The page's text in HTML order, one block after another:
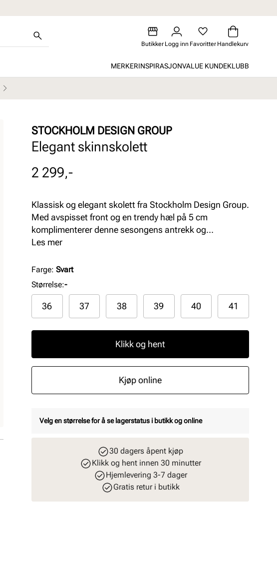
Butikker Logg inn Favoritter Handlekurv
MERKERINSPIRASJONVALUE KUNDEKLUBB
STOCKHOLM DESIGN GROUP
Elegant skinnskolett
Pris
2 299,-
Klassisk og elegant skolett fra Stockholm Design Group.
Med avspisset front og en trendy hæl på 5 cm
komplimenterer denne sesongens antrekk og
anledninger godt. Laget av premium skinnmaterialer.
glidelås på innsiden som letter inn- og utsteget.
Les mer
Farge: Svart
Størrelse:-
36 37 38 39 40 41
Klikk og hent
Kjøp online
Velg en størrelse for å se lagerstatus i butikk og online
30 dagers åpent kjøp
Klikk og hent innen 30 minutter
Hjemlevering 3-7 dager
Gratis retur i butikk